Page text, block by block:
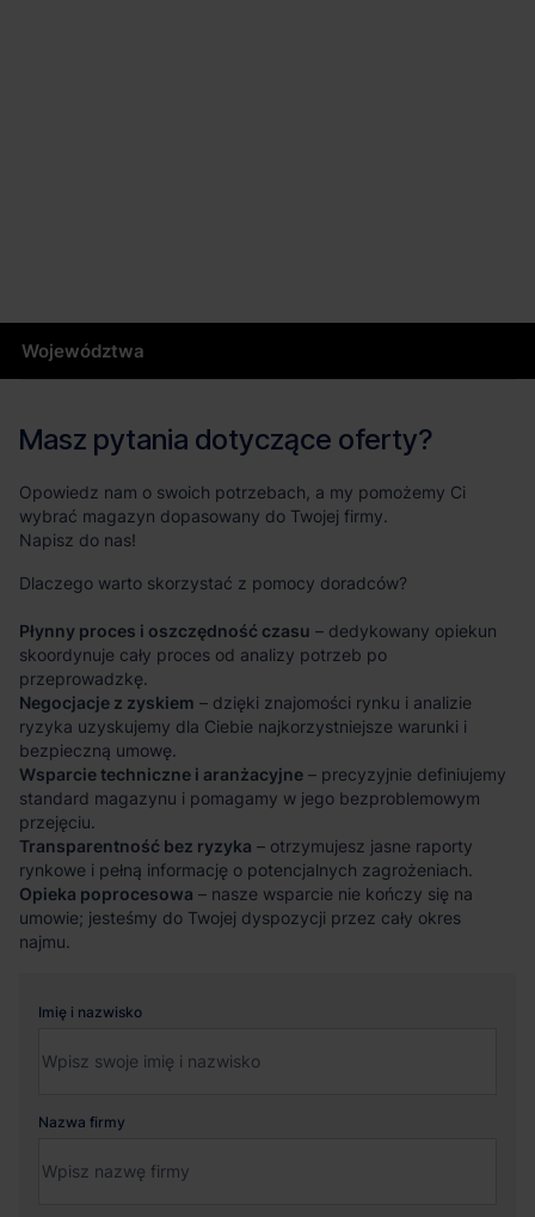
Województwa
Masz pytania dotyczące oferty?
Opowiedz nam o swoich potrzebach, a my pomożemy Ci
wybrać magazyn dopasowany do Twojej firmy.
Napisz do nas!
Dlaczego warto skorzystać z pomocy doradców?
Płynny proces i oszczędność czasu – dedykowany opiekun
skoordynuje cały proces od analizy potrzeb po
przeprowadzkę.
Negocjacje z zyskiem – dzięki znajomości rynku i analizie
ryzyka uzyskujemy dla Ciebie najkorzystniejsze warunki i
bezpieczną umowę.
Wsparcie techniczne i aranżacyjne – precyzyjnie definiujemy
standard magazynu i pomagamy w jego bezproblemowym
przejęciu.
Transparentność bez ryzyka – otrzymujesz jasne raporty
rynkowe i pełną informację o potencjalnych zagrożeniach.
Opieka poprocesowa – nasze wsparcie nie kończy się na
umowie; jesteśmy do Twojej dyspozycji przez cały okres
najmu.
Imię i nazwisko
Nazwa firmy